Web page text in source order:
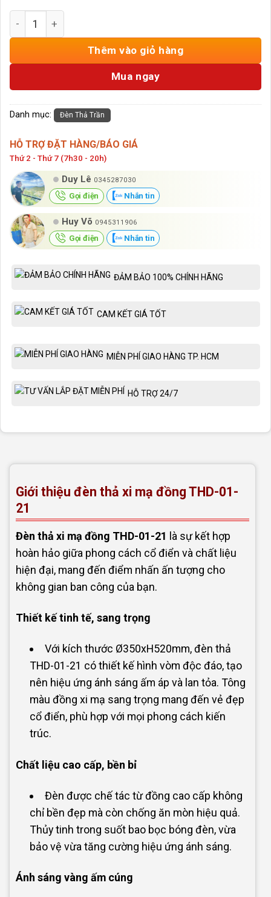
Thêm vào giỏ hàng
Mua ngay
Danh mục: Đèn Thả Trần
HỖ TRỢ ĐẶT HÀNG/BÁO GIÁ
Thứ 2 - Thứ 7 (7h30 - 20h)
Duy Lê 0345287030
Gọi điện Nhắn tin
Huy Võ 0945311906
Gọi điện Nhắn tin
ĐẢM BẢO 100% CHÍNH HÃNG
CAM KẾT GIÁ TỐT
MIỄN PHÍ GIAO HÀNG TP. HCM
HỖ TRỢ 24/7
Giới thiệu đèn thả xi mạ đồng THD-01-
21
Đèn thả xi mạ đồng THD-01-21 là sự kết hợp
hoàn hảo giữa phong cách cổ điển và chất liệu
hiện đại, mang đến điểm nhấn ấn tượng cho
không gian ban công của bạn.
Thiết kế tinh tế, sang trọng
Với kích thước Ø350xH520mm, đèn thả
THD-01-21 có thiết kế hình vòm độc đáo, tạo
nên hiệu ứng ánh sáng ấm áp và lan tỏa. Tông
màu đồng xi mạ sang trọng mang đến vẻ đẹp
cổ điển, phù hợp với mọi phong cách kiến
trúc.
Chất liệu cao cấp, bền bỉ
Đèn được chế tác từ đồng cao cấp không
chỉ bền đẹp mà còn chống ăn mòn hiệu quả.
Thủy tinh trong suốt bao bọc bóng đèn, vừa
bảo vệ vừa tăng cường hiệu ứng ánh sáng.
Ánh sáng vàng ấm cúng